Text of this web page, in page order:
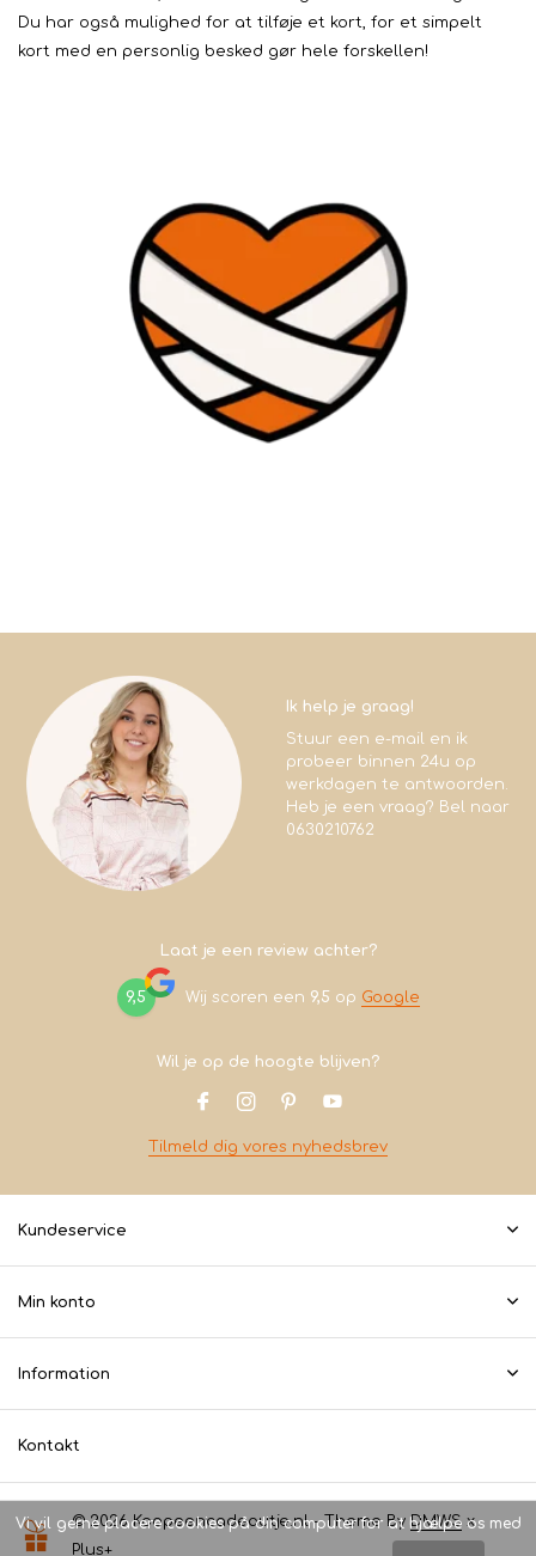
Du har også mulighed for at tilføje et kort, for et simpelt
kort med en personlig besked gør hele forskellen!
Ik help je graag!
Stuur een e-mail en ik
probeer binnen 24u op
werkdagen te antwoorden.
Heb je een vraag? Bel naar
0630210762
Laat je een review achter?
9,5 Wij scoren een 9,5 op Google
Wil je op de hoogte blijven?
Tilmeld dig vores nyhedsbrev
Kundeservice
Min konto
Information
Kontakt
© 2026 Koopeencadeautje.nl - Theme ByDMWS x
Plus+
Vi vil gerne placere cookies på din computer for at hjælpe os med